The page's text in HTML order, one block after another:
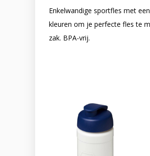
Enkelwandige sportfles met
kleuren om je perfecte fles te
zak. BPA-vrij.